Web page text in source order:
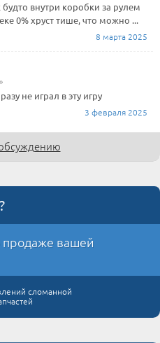
внутри коробки за рулем
0% хруст тише, что можно ...
8 марта 2025
не играл в эту игру
3 февраля 2025
продаже вашей
сломанной